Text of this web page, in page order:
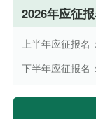
2026年应征
上半年应征报名
下半年应征报名